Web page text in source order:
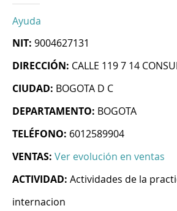
Ayuda
NIT: 9004627131
DIRECCIÓN: CALLE 119 7 14
CIUDAD: BOGOTA D C
DEPARTAMENTO: BOGOTA
TELÉFONO: 6012589904
VENTAS: Ver evolución en ventas
ACTIVIDAD: Actividades de la
internacion